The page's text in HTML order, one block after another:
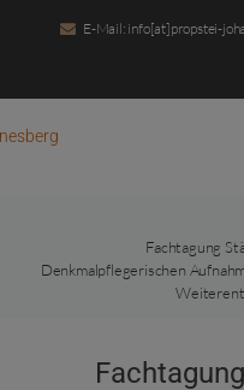
E-Mail: info[at]propstei-
Fachtagung
Denkmalpflegerischen